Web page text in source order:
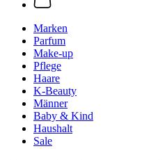
Marken
Parfum
Make-up
Pflege
Haare
K-Beauty
Männer
Baby & Kind
Haushalt
Sale